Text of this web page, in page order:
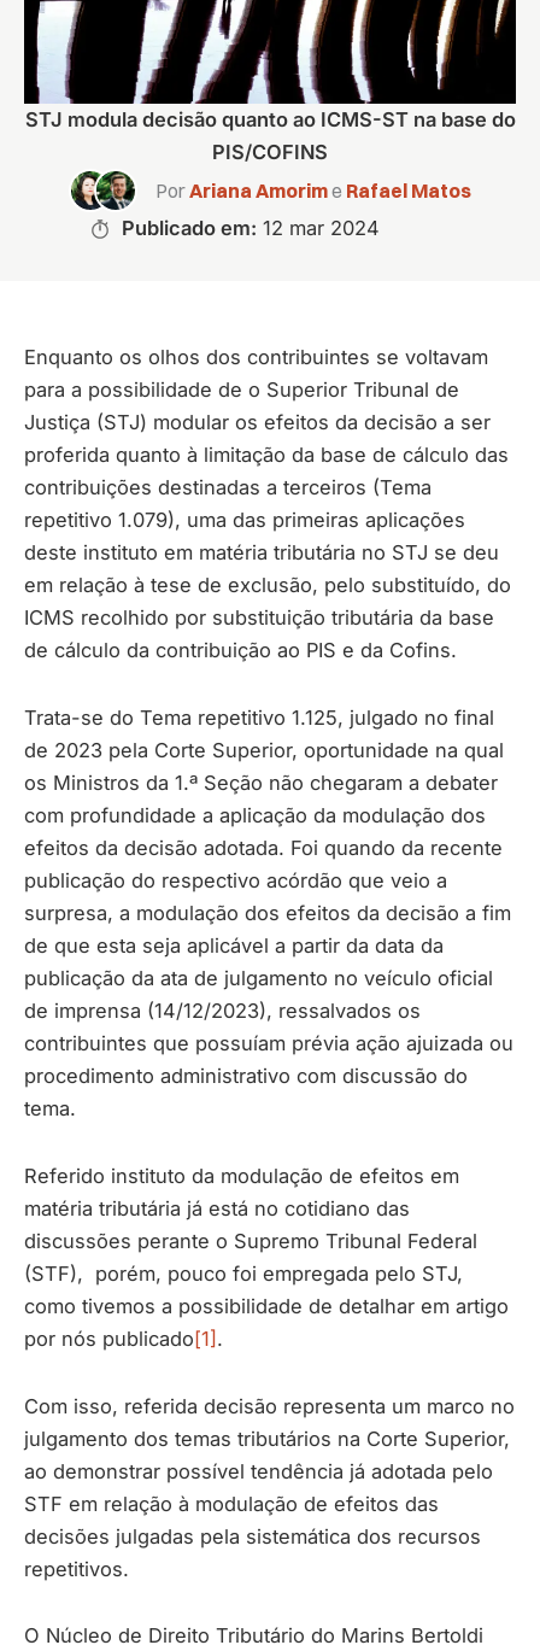
STJ modula decisão quanto ao ICMS-ST na base do
PIS/COFINS
PorAriana Amorime Rafael Matos
Publicado em: 12 mar 2024
Enquanto os olhos dos contribuintes se voltavam
para a possibilidade de o Superior Tribunal de
Justiça (STJ) modular os efeitos da decisão a ser
proferida quanto à limitação da base de cálculo das
contribuições destinadas a terceiros (Tema
repetitivo 1.079), uma das primeiras aplicações
deste instituto em matéria tributária no STJ se deu
em relação à tese de exclusão, pelo substituído, do
ICMS recolhido por substituição tributária da base
de cálculo da contribuição ao PIS e da Cofins.
Trata-se do Tema repetitivo 1.125, julgado no final
de 2023 pela Corte Superior, oportunidade na qual
os Ministros da 1.ª Seção não chegaram a debater
com profundidade a aplicação da modulação dos
efeitos da decisão adotada. Foi quando da recente
publicação do respectivo acórdão que veio a
surpresa, a modulação dos efeitos da decisão a fim
de que esta seja aplicável a partir da data da
publicação da ata de julgamento no veículo oficial
de imprensa (14/12/2023), ressalvados os
contribuintes que possuíam prévia ação ajuizada ou
procedimento administrativo com discussão do
tema.
Referido instituto da modulação de efeitos em
matéria tributária já está no cotidiano das
discussões perante o Supremo Tribunal Federal
(STF), porém, pouco foi empregada pelo STJ,
como tivemos a possibilidade de detalhar em artigo
por nós publicado[1].
Com isso, referida decisão representa um marco no
julgamento dos temas tributários na Corte Superior,
ao demonstrar possível tendência já adotada pelo
STF em relação à modulação de efeitos das
decisões julgadas pela sistemática dos recursos
repetitivos.
O Núcleo de Direito Tributário do Marins Bertoldi